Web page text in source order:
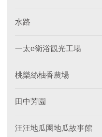
水路
一太e衛浴観光工場
桃樂絲柚香農場
田中芳園
汪汪地瓜園地瓜故事館